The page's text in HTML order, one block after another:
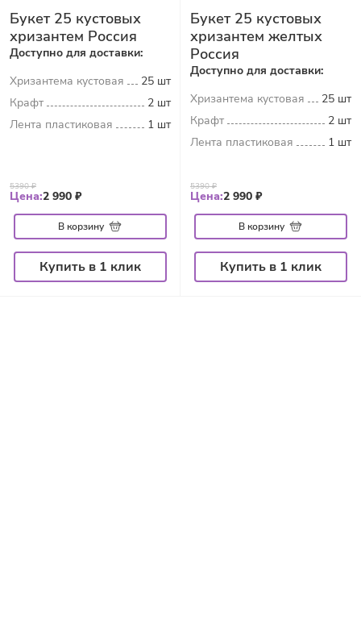
Букет 25 кустовых
хризантем Россия
Доступно для доставки:
Хризантема кустовая
25 шт
Крафт
2 шт
Лента пластиковая
1 шт
5390 ₽
Цена:2 990 ₽
В корзину
Купить в 1 клик
Букет 25 кустовых
хризантем желтых
Россия
Доступно для доставки:
Хризантема кустовая
25 шт
Крафт
2 шт
Лента пластиковая
1 шт
5390 ₽
Цена:2 990 ₽
В корзину
Купить в 1 клик